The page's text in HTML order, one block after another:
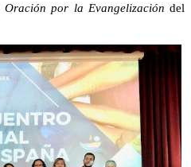
Oración por la Evangelización del